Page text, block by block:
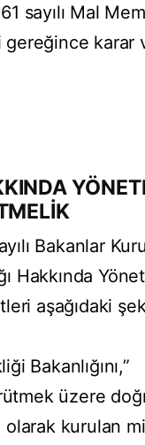
sayılı Mal
karar
Bakanlar
Hakkında
aşağıdaki
Bakanlığını,”
üzere
kurulan